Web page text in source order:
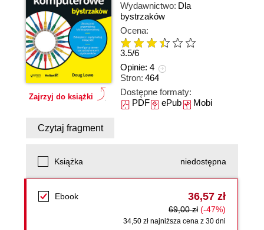
Zajrzyj do książki
Wydawnictwo: Dla
bystrzaków
Ocena:
3.5/6
Opinie: 4
Stron: 464
Dostępne formaty:
PDFePubMobi
Czytaj fragment
Książka niedostępna
Ebook 36,57 zł
69,00 zł (-47%)
34,50 zł najniższa cena z 30 dni